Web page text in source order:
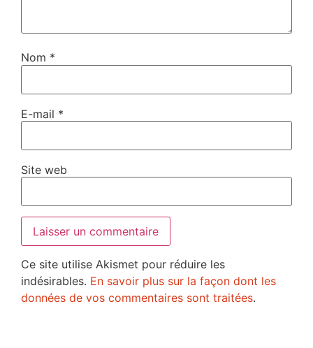
Nom *
E-mail *
Site web
Ce site utilise Akismet pour réduire les
indésirables. En savoir plus sur la façon dont les
données de vos commentaires sont traitées.